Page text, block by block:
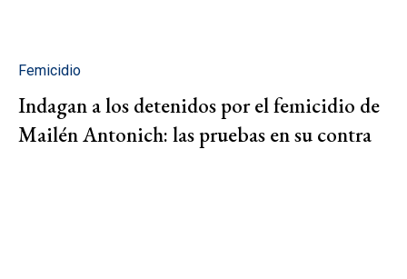
Femicidio
Indagan a los detenidos por el femicidio de
Mailén Antonich: las pruebas en su contra